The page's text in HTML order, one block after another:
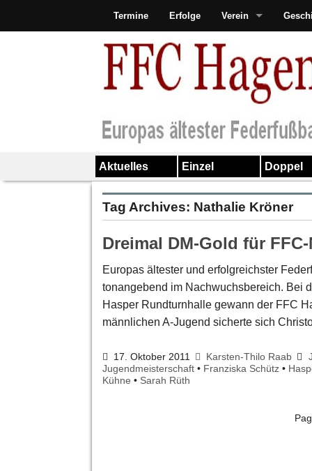
Termine Erfolge Verein
Aktuelles Einzel Doppel
Tag Archives: Nathalie Kröner
Dreimal DM-Gold für
Europas ältester und erfolgreichster
tonangebend im Nachwuchsbereich. Bei
Hasper Rundturnhalle gewann der FFC
männlichen A-Jugend sicherte sich
17. Oktober 2011 Karsten-Thilo Raab
Jugendmeisterschaft • Franziska Schütz •
Kühne • Sarah Rüth